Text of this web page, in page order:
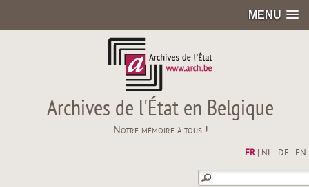
MENU
Archives de l'État en Belgique
Notre mémoire à tous !
FR| NL| DE EN